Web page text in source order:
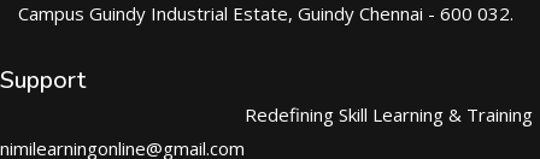
Campus Guindy Industrial Estate, Guindy Chennai - 600 032.
Support
nimilearningonline@gmail.com
Redefining Skill Learning & Training